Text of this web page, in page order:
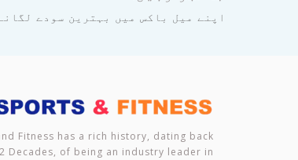
اپنے میل باکس میں بہترین سودے
Fitness has a rich history, dating back
Decades, of being an industry leader in